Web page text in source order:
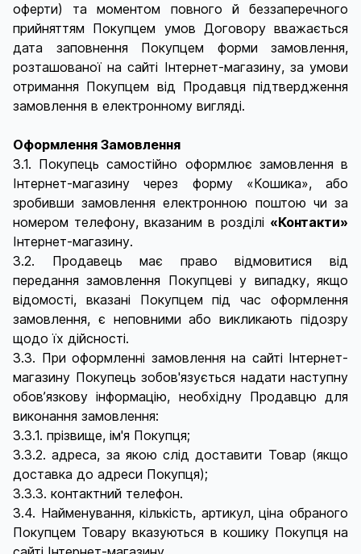
оферти) та моментом повного й беззаперечного
прийняттям Покупцем умов Договору вважається
дата заповнення Покупцем форми замовлення,
розташованої на сайті Інтернет-магазину, за умови
отримання Покупцем від Продавця підтвердження
замовлення в електронному вигляді.
Оформлення Замовлення
3.1. Покупець самостійно оформлює замовлення в
Інтернет-магазину через форму «Кошика», або
зробивши замовлення електронною поштою чи за
номером телефону, вказаним в розділі «Контакти»
Інтернет-магазину.
3.2. Продавець має право відмовитися від
передання замовлення Покупцеві у випадку, якщо
відомості, вказані Покупцем під час оформлення
замовлення, є неповними або викликають підозру
щодо їх дійсності.
3.3. При оформленні замовлення на сайті Інтернет-
магазину Покупець зобов'язується надати наступну
обов’язкову інформацію, необхідну Продавцю для
виконання замовлення:
3.3.1. прізвище, ім'я Покупця;
3.3.2. адреса, за якою слід доставити Товар (якщо
доставка до адреси Покупця);
3.3.3. контактний телефон.
3.4. Найменування, кількість, артикул, ціна обраного
Покупцем Товару вказуються в кошику Покупця на